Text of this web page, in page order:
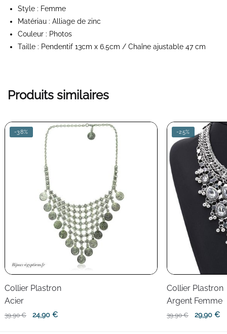
Style : Femme
Matériau : Alliage de zinc
Couleur : Photos
Taille : Pendentif 13cm x 6.5cm / Chaîne ajustable 47 cm
Produits similaires
-38%
Collier Plastron
Acier
39,90€
Le
24,90 €Le
-25%
Collier Plastron
Argent Femme
39,90€
Le
29,90 €Le